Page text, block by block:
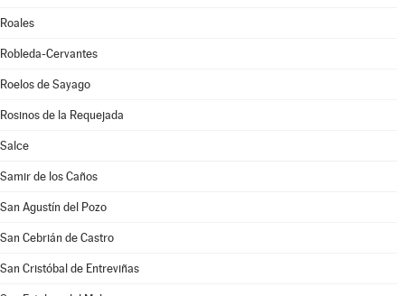
Roales
Robleda-Cervantes
Roelos de Sayago
Rosinos de la Requejada
Salce
Samir de los Caños
San Agustín del Pozo
San Cebrián de Castro
San Cristóbal de Entreviñas